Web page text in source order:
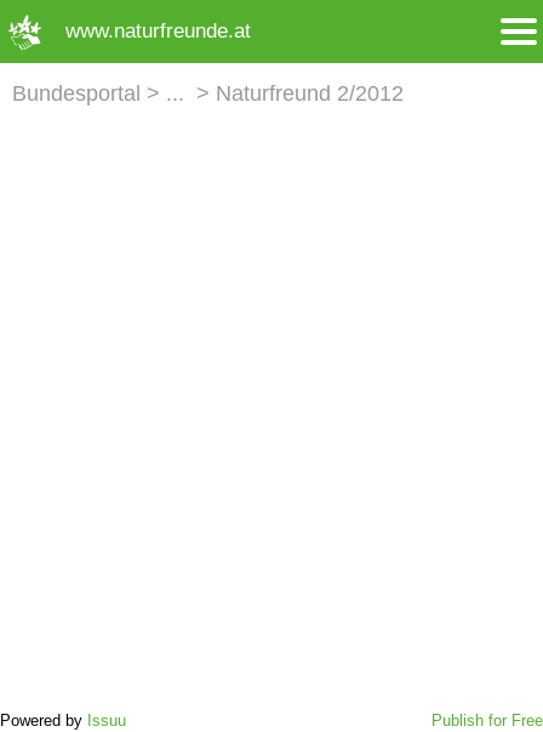
www.naturfreunde.at
Bundesportal Naturfreund 2/2012
Powered by Issuu Publish for Free